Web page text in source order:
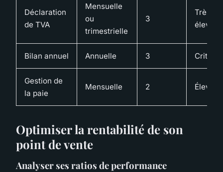
Déclaration
de TVA
Mensuelle
ou
trimestrielle
3
Très
élevé
Bilan annuel Annuelle 3 Critique
Gestion de
la paie
Mensuelle 2 Élevé
Optimiser la rentabilité de son
point de vente
Analyser ses ratios de performance